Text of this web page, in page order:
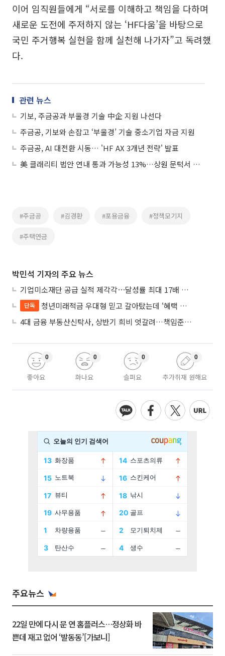
이어 임직원들에게 “서로를 이해하고 책임을 다하며
새로운 도전에 주저하지 않는 ‘HF다움’을 바탕으로
국민 주거행복 실현을 함께 실천해 나가자”고 독려했
다.
관련 뉴스
기보, 주금공과 부울경 기술 中企 지원 나선다
주금공, 기보와 손잡고 ‘부울경’ 기술 중소기업 자금 지원
주금공, AI 대전환 시동… 'HF AX 3개년 전략' 발표
美 클래리티 법안 연내 통과 가능성 13%…상원 문턱서 제동
#주금공 #김경환 #포용금융 #정책모기지
#주택연금
박민석 기자의 주요 뉴스
기업미소재단 공급 실적 제각각⋯달성률 최대 17배 차이
단독
청년미래적금 우대형 믿고 갈아탔는데 ‘혜택 반토막’…심사 오류에 가입자 혼선
4대 금융 부동산신탁사, 상반기 희비 엇갈려…책임준공 손실 반영 시점이 갈랐다
좋아요
0
화나요
0
슬퍼요
0
추가취재 원해요
0
주요뉴스
22일 만에 다시 문 연 홈플러스…정상화 바
쁜데 재고 없어 ‘발동동’[가보니]